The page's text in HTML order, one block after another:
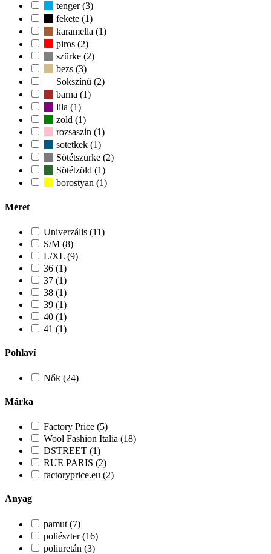
tenger (3)
fekete (1)
karamella (1)
piros (2)
szürke (2)
bezs (3)
Sokszínű (2)
barna (1)
lila (1)
zold (1)
rozsaszin (1)
sotetkek (1)
Sötétszürke (2)
Sötétzöld (1)
borostyan (1)
Méret
Univerzális (11)
S/M (8)
L/XL (9)
36 (1)
37 (1)
38 (1)
39 (1)
40 (1)
41 (1)
Pohlaví
Nők (24)
Márka
Factory Price (5)
Wool Fashion Italia (18)
DSTREET (1)
RUE PARIS (2)
factoryprice.eu (2)
Anyag
pamut (7)
poliészter (16)
poliuretán (3)